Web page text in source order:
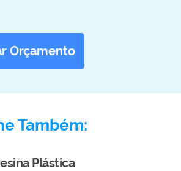
Orçamento
Também:
Plástica